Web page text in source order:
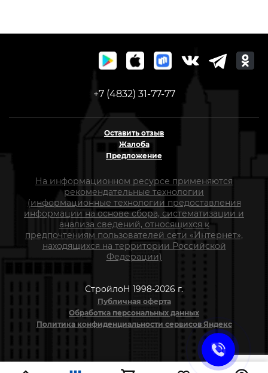
+7 (4832) 31-77-77
Оставить отзыв
Жалоба
Предложение
На информационном ресурсе применяются
рекомендательные технологии
(информационные технологии предоставления
информации на основе сбора, систематизации и
анализа сведений, относящихся к
предпочтениям пользователей сети «Интернет»,
находящихся на территории Российской
Федерации)
СтройлоН 1998-2026 г.
Публичная оферта
Обработка персональных данных
Политика конфиденциальности сервисов Яндекс